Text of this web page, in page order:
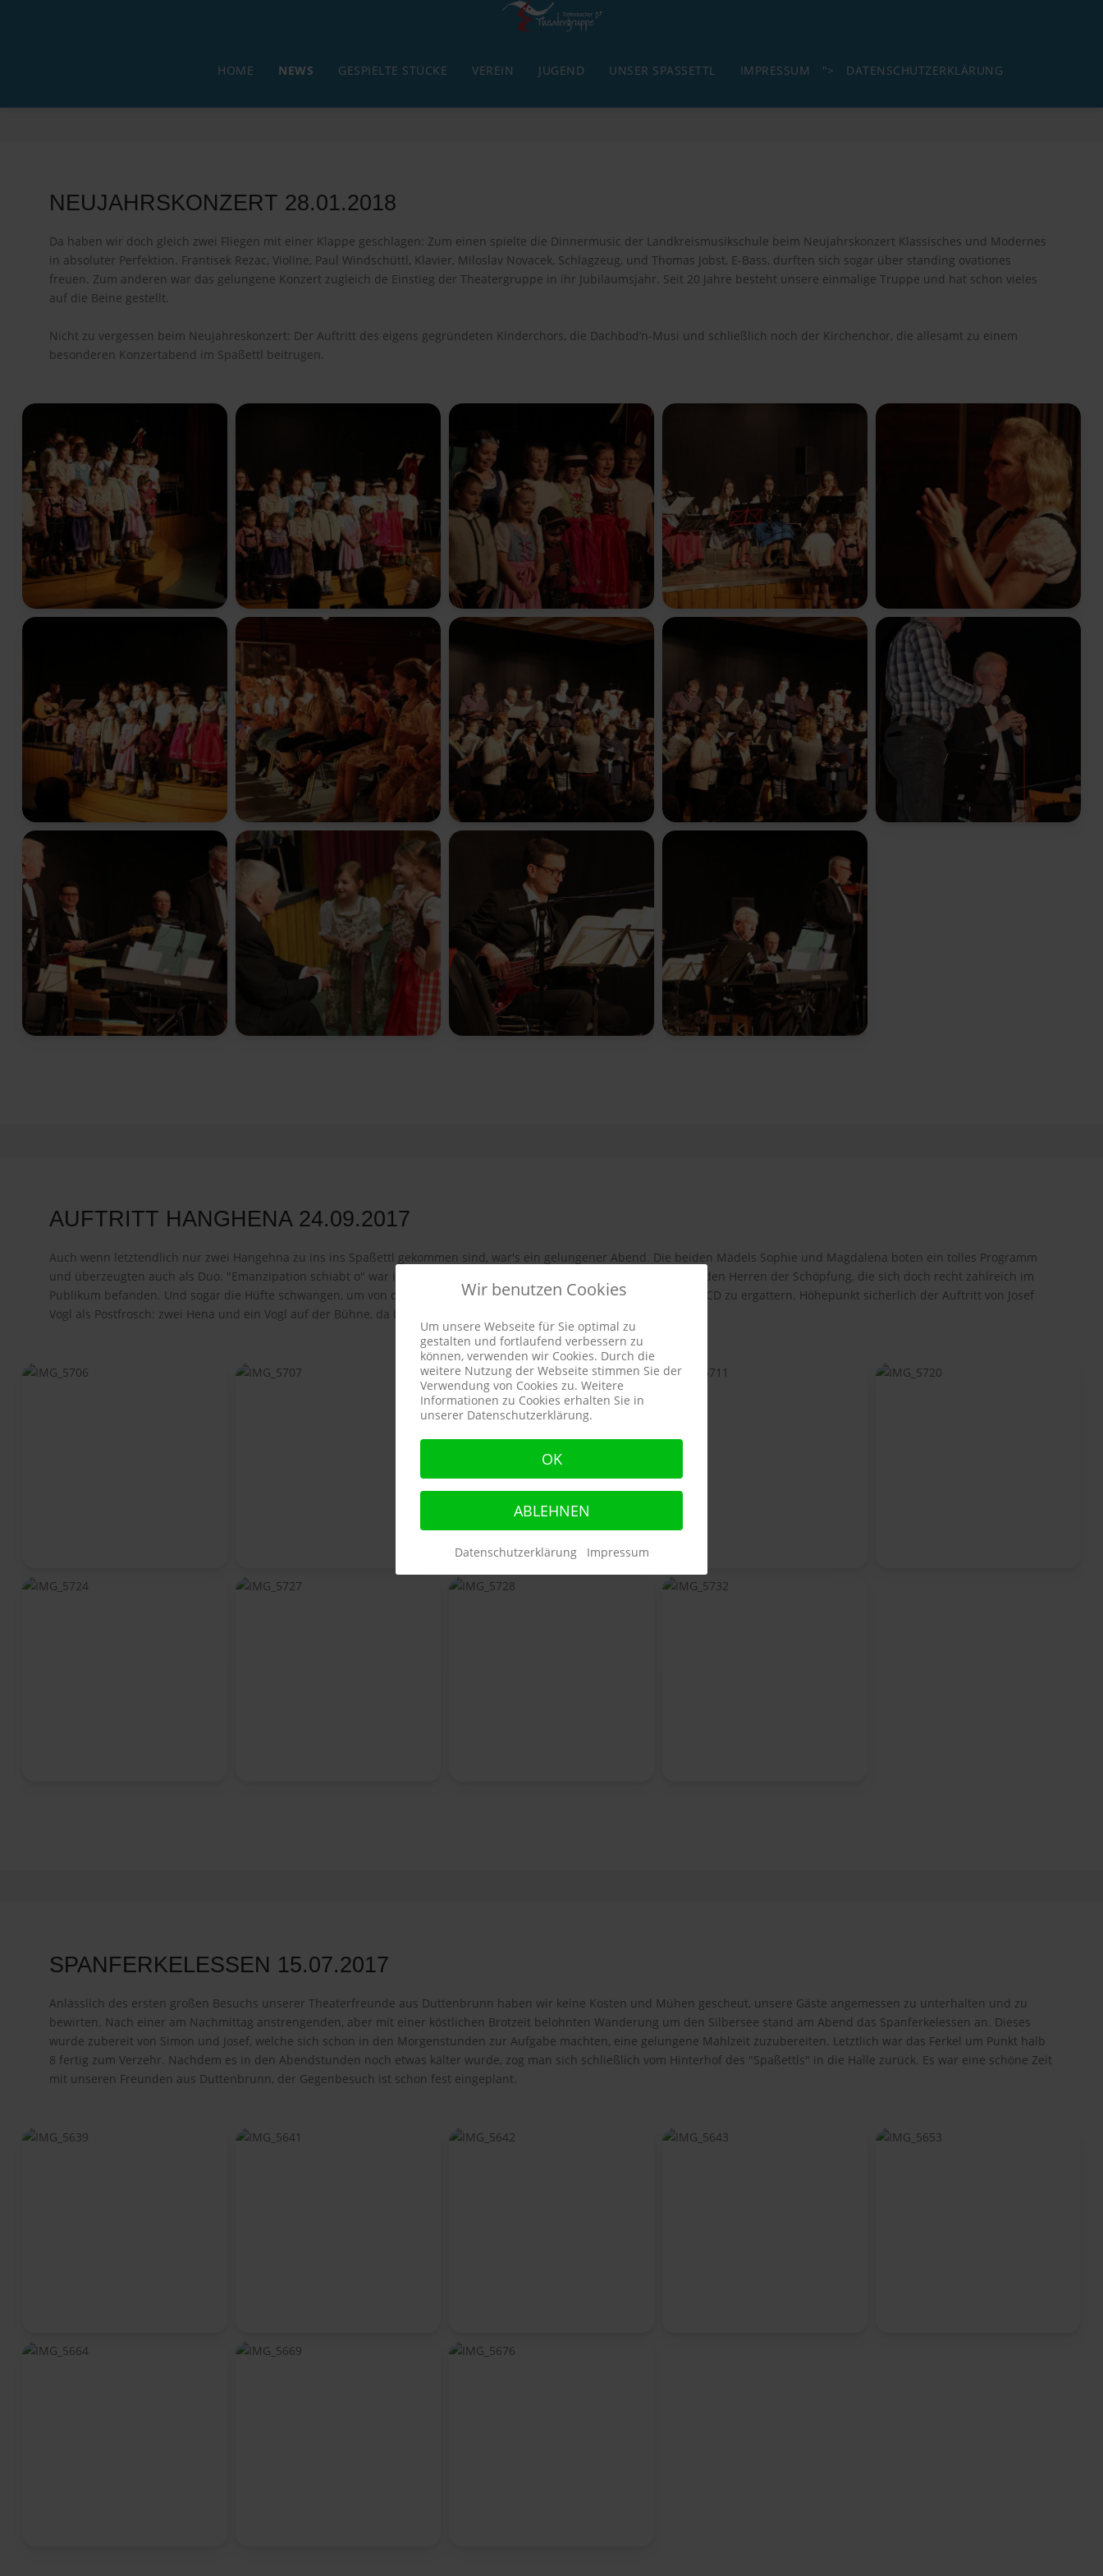
HOME NEWS GESPIELTE STÜCKE VEREIN JUGEND UNSER SPASSETTL IMPRESSUM "> DATENSCHUTZERKLÄRUNG
NEUJAHRSKONZERT 28.01.2018
Da haben wir doch gleich zwei Fliegen mit einer Klappe geschlagen: Zum einen spielte die Dinnermusic der Landkreismusikschule beim Neujahrskonzert Klassisches und Modernes
in absoluter Perfektion. Frantisek Rezac, Violine, Paul Windschüttl, Klavier, Miloslav Novacek, Schlagzeug, und Thomas Jobst, E-Bass, durften sich sogar über standing ovationes
freuen. Zum anderen war das gelungene Konzert zugleich de Einstieg der Theatergruppe in ihr Jubiläumsjahr. Seit 20 Jahre besteht unsere einmalige Truppe und hat schon vieles
auf die Beine gestellt.
Nicht zu vergessen beim Neujahreskonzert: Der Auftritt des eigens gegründeten Kinderchors, die Dachbod’n-Musi und schließlich noch der Kirchenchor, die allesamt zu einem
besonderen Konzertabend im Spaßettl beitrugen.
AUFTRITT HANGHENA 24.09.2017
Auch wenn letztendlich nur zwei Hangehna zu ins ins Spaßettl gekommen sind, war's ein gelungener Abend. Die beiden Mädels Sophie und Magdalena boten ein tolles Programm
und überzeugten auch als Duo. "Emanzipation schiabt o" war ihr Programm überschrieben, gefallen hat's allen - auch den Herren der Schöpfung, die sich doch recht zahlreich im
Publikum befanden. Und sogar die Hüfte schwangen, um von den beiden sympathischen Hallertauerinnen eine Gratis-CD zu ergattern. Höhepunkt sicherlich der Auftritt von Josef
Vogl als Postfrosch: zwei Hena und ein Vogl auf der Bühne, da blieb kein Auge trocken.
SPANFERKELESSEN 15.07.2017
Anlässlich des ersten großen Besuchs unserer Theaterfreunde aus Duttenbrunn haben wir keine Kosten und Mühen gescheut, unsere Gäste angemessen zu unterhalten und zu
bewirten. Nach einer am Nachmittag anstrengenden, aber mit einer köstlichen Brotzeit belohnten Wanderung um den Silbersee stand am Abend das Spanferkelessen an. Dieses
wurde zubereit von Simon und Josef, welche sich schon in den Morgenstunden zur Aufgabe machten, eine gelungene Mahlzeit zuzubereiten. Letztlich war das Ferkel um Punkt halb
8 fertig zum Verzehr. Nachdem es in den Abendstunden noch etwas kälter wurde, zog man sich schließlich vom Hinterhof des "Spaßettls" in die Halle zurück. Es war eine schöne Zeit
mit unseren Freunden aus Duttenbrunn, der Gegenbesuch ist schon fest eingeplant.
Wir benutzen Cookies
Um unsere Webseite für Sie optimal zu
gestalten und fortlaufend verbessern zu
können, verwenden wir Cookies. Durch die
weitere Nutzung der Webseite stimmen Sie der
Verwendung von Cookies zu. Weitere
Informationen zu Cookies erhalten Sie in
unserer Datenschutzerklärung.
OK
ABLEHNEN
Datenschutzerklärung Impressum